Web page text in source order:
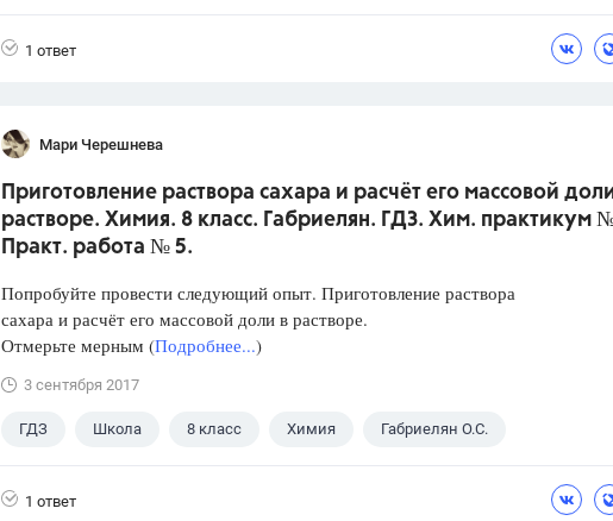
1 ответ
Мари Черешнева
Приготовление раствора сахара и расчёт его массовой
растворе. Химия. 8 класс. Габриелян. ГДЗ. Хим. практикум
Практ. работа № 5.
Попробуйте провести следующий опыт. Приготовление раствора
сахара и расчёт его массовой доли в растворе.
Отмерьте мерным (Подробнее...)
3 сентября 2017
ГДЗ Школа 8 класс Химия Габриелян О.С.
1 ответ